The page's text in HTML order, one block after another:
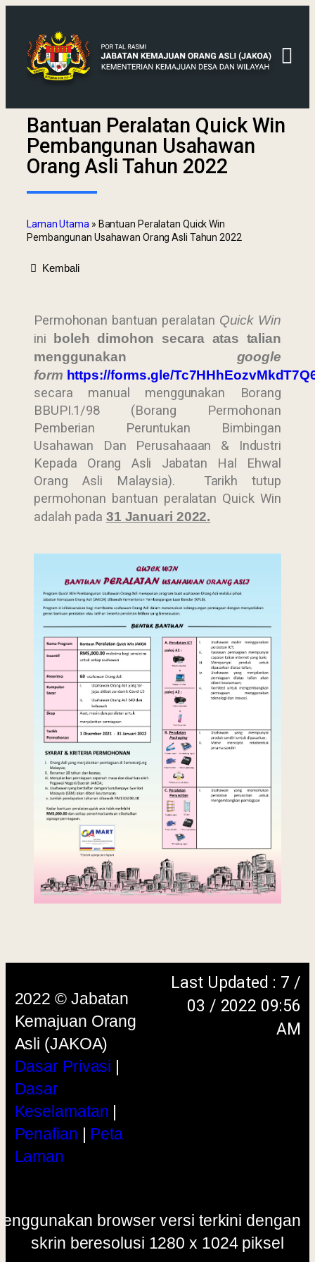
Bantuan Peralatan Quick Win
Pembangunan Usahawan
Orang Asli Tahun 2022
Laman Utama » Bantuan Peralatan Quick Win
Pembangunan Usahawan Orang Asli Tahun 2022
Kembali
Permohonan bantuan peralatan Quick Win
ini
boleh dimohon secara atas talian
menggunakan google
form https://forms.gle/
secara manual menggunakan Borang
BBUPI.1/98 (Borang Permohonan
Pemberian Peruntukan Bimbingan
Usahawan Dan Perusahaaan & Industri
Kepada Orang Asli Jabatan Hal Ehwal
Orang Asli Malaysia). Tarikh tutup
permohonan bantuan peralatan Quick Win
adalah pada 31 Januari 2022.
2022 © Jabatan
Kemajuan Orang
Asli (JAKOA)
Dasar Privasi|
Keselamatan|
Penafian|Peta
Last Updated : 7 /
03 / 2022 09:56
browser versi terkini dengan
skrin beresolusi 1280 x 1024 piksel